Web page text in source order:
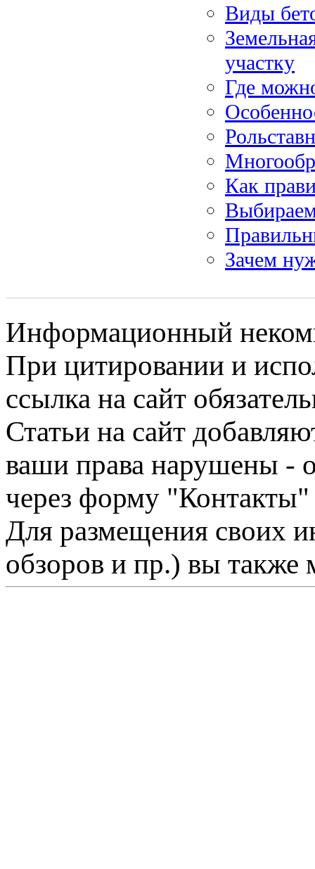
Виды
участку
Где
Как
Зачем
Информационный
При цитировании и
ссылка на сайт
Статьи на сайт
ваши права нарушены -
через форму "Контакты"
Для размещения своих
обзоров и пр.) вы также